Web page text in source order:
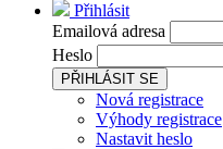
Přihlásit
Emailová adresa
Heslo
PŘIHLÁSIT SE
Nová registrace
Výhody registrace
Nastavit heslo